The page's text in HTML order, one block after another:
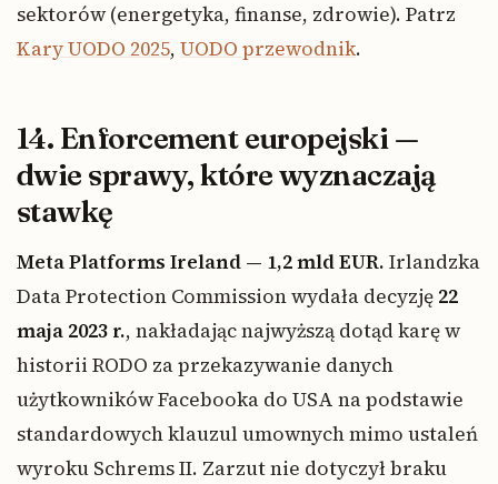
sektorów (energetyka, finanse, zdrowie). Patrz
Kary UODO 2025, UODO przewodnik.
14. Enforcement europejski —
dwie sprawy, które wyznaczają
stawkę
Meta Platforms Ireland — 1,2 mld EUR. Irlandzka
Data Protection Commission wydała decyzję 22
maja 2023 r., nakładając najwyższą dotąd karę w
historii RODO za przekazywanie danych
użytkowników Facebooka do USA na podstawie
standardowych klauzul umownych mimo ustaleń
wyroku Schrems II. Zarzut nie dotyczył braku